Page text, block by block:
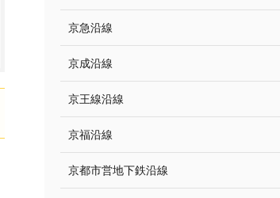
京急沿線
京成沿線
京王線沿線
京福沿線
京都市営地下鉄沿線